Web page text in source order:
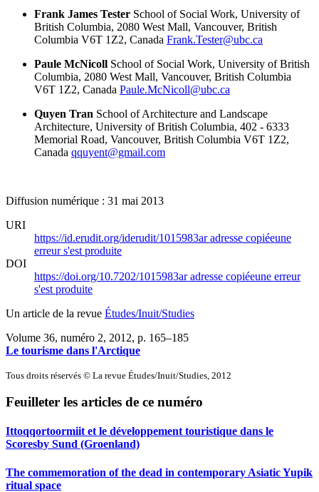
Frank James Tester School of Social Work, University of
British Columbia, 2080 West Mall, Vancouver, British
Columbia V6T 1Z2, Canada Frank.Tester@ubc.ca
Paule McNicoll School of Social Work, University of British
Columbia, 2080 West Mall, Vancouver, British Columbia
V6T 1Z2, Canada Paule.McNicoll@ubc.ca
Quyen Tran School of Architecture and Landscape
Architecture, University of British Columbia, 402 - 6333
Memorial Road, Vancouver, British Columbia V6T 1Z2,
Canada qquyent@gmail.com
Diffusion numérique : 31 mai 2013
URI
https://id.erudit.org/iderudit/1015983aradresse copiéeune
erreur s'est produite
DOI
https://doi.org/10.7202/1015983aradresse copiéeune erreur
s'est produite
Un article de la revue Études/Inuit/Studies
Volume 36, numéro 2, 2012, p. 165–185
Le tourisme dans l'Arctique
Tous droits réservés © La revue Études/Inuit/Studies, 2012
Feuilleter les articles de ce numéro
Ittoqqortoormiit et le développement touristique dans le
Scoresby Sund (Groenland)
The commemoration of the dead in contemporary Asiatic Yupik
ritual space